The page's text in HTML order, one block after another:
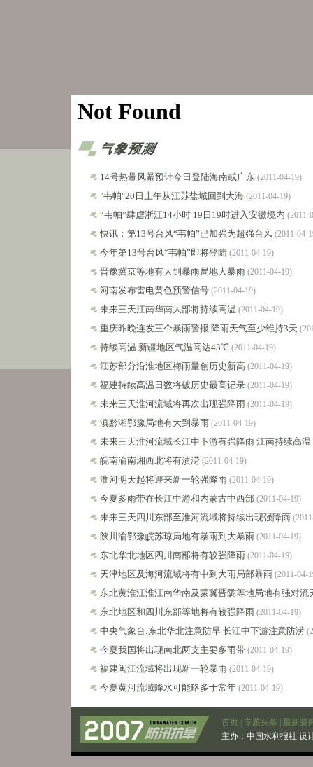
14号热带风暴预计今日登陆海南或广东 (2011-04-19)
"韦帕"20日上午从江苏盐城回到大海 (2011-04-19)
“韦帕”肆虐浙江14小时 19日19时进入安徽境内 (2011-
快讯：第13号台风“韦帕”已加强为超强台风 (2011-04-
今年第13号台风“韦帕”即将登陆 (2011-04-19)
晋豫冀京等地有大到暴雨局地大暴雨 (2011-04-19)
河南发布雷电黄色预警信号 (2011-04-19)
未来三天江南华南大部将持续高温 (2011-04-19)
重庆昨晚连发三个暴雨警报 降雨天气至少维持3天
持续高温 新疆地区气温高达43℃ (2011-04-19)
江苏部分沿淮地区梅雨量创历史新高 (2011-04-19)
福建持续高温日数将破历史最高记录 (2011-04-19)
未来三天淮河流域将再次出现强降雨 (2011-04-19)
滇黔湘鄂豫局地有大到暴雨 (2011-04-19)
未来三天淮河流域长江中下游有强降雨 江南持续高温
皖南渝南湘西北将有渍涝 (2011-04-19)
淮河明天起将迎来新一轮强降雨 (2011-04-19)
今夏多雨带在长江中游和内蒙古中西部 (2011-04-19)
未来三天四川东部至淮河流域将持续出现强降雨
陕川渝鄂豫皖苏琼局地有暴雨到大暴雨 (2011-04-19)
东北华北地区四川南部将有较强降雨 (2011-04-19)
天津地区及海河流域将有中到大雨局部暴雨 (2011-04-
东北黄淮江淮江南华南及蒙冀晋陇等地局地有强对流
东北地区和四川东部等地将有较强降雨 (2011-04-19)
中央气象台:东北华北注意防旱 长江中下游注意防涝
今夏我国将出现南北两支主要多雨带 (2011-04-19)
福建闽江流域将出现新一轮暴雨 (2011-04-19)
今夏黄河流域降水可能略多于常年 (2011-04-19)
首页 专题头条
最新要
主办： 中国水利报社 设